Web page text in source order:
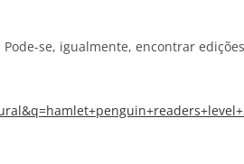
se, igualmente, encontrar